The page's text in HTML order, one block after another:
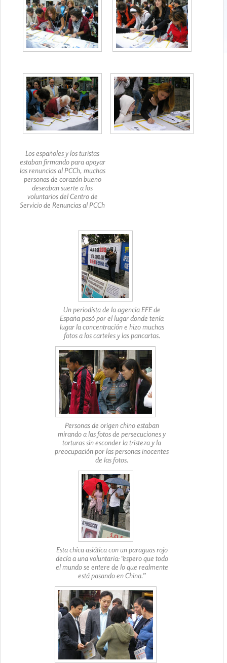
Los españoles y los turistas
estaban firmando para apoyar
las renuncias al PCCh, muchas
personas de corazón bueno
deseaban suerte a los
voluntarios del Centro de
Servicio de Renuncias al PCCh
Un periodista de la agencia EFE de
España pasó por el lugar donde tenía
lugar la concentración e hizo muchas
fotos a los carteles y las pancartas.
Personas de origen chino estaban
mirando a las fotos de persecuciones y
torturas sin esconder la tristeza y la
preocupación por las personas inocentes
de las fotos.
Esta chica asiática con un paraguas rojo
decía a una voluntaria: “espero que todo
el mundo se entere de lo que realmente
está pasando en China.”